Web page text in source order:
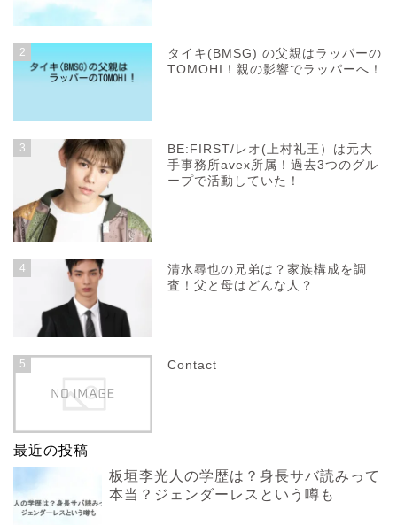
2
タイキ(BMSG) の父親はラッパーの
TOMOHI！親の影響でラッパーへ！
3
BE:FIRST/レオ(上村礼王）は元大
手事務所avex所属！過去3つのグル
ープで活動していた！
4
清水尋也の兄弟は？家族構成を調
査！父と母はどんな人？
5 Contact
最近の投稿
板垣李光人の学歴は？身長サバ読みって
本当？ジェンダーレスという噂も